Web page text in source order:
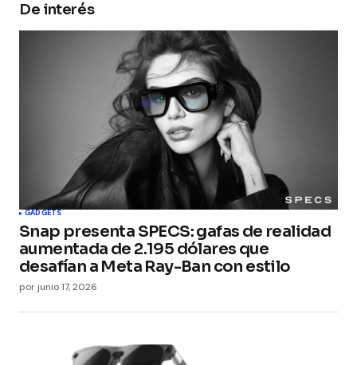
Guarda mi nombre, correo electrónico y web en
este navegador para la próxima vez que
comente.
Submit Comment
De interés
GADGETS
Snap presenta SPECS: gafas de realidad
aumentada de 2.195 dólares que
desafían a Meta Ray-Ban con estilo
por junio 17, 2026